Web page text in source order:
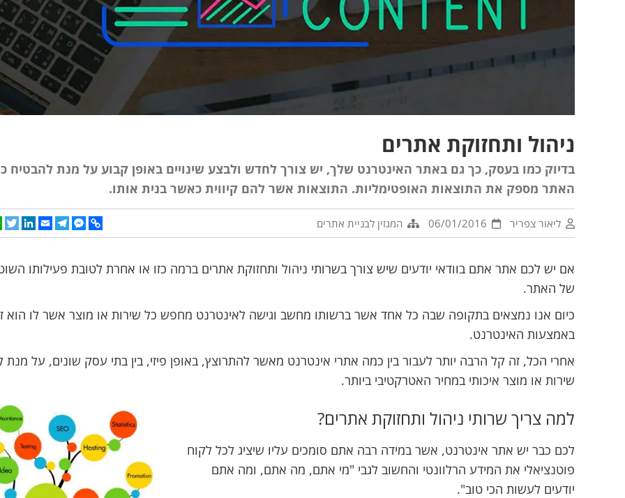
ניהול ותחזוקת אתרים
בדיוק כמו בעסק, כך גם באתר האינטרנט שלך, יש צורך לחדש ולבצע שינויים באופן קבוע על מנת להבטיח
האתר מספק את התוצאות האופטימליות. התוצאות אשר להם קיווית כאשר בנית אותו.
ליאור צפריר 06/01/2016 המגזין לבניית אתרים Email
Telegram
Facebook
Messenger
Copy
Link
אם יש לכם אתר אתם בוודאי יודעים שיש צורך בשרותי ניהול ותחזוקת אתרים ברמה כזו או אחרת לטובת פעילותו
של האתר.
כיום אנו נמצאים בתקופה שבה כל אחד אשר ברשותו מחשב וגישה לאינטרנט מחפש כל שירות או מוצר אשר לו הוא
באמצעות האינטרנט.
אחרי הכל, זה קל הרבה יותר לעבור בין כמה אתרי אינטרנט מאשר להתרוצץ, באופן פיזי, בין בתי עסק שונים, על מנת
שירות או מוצר איכותי במחיר האטרקטיבי ביותר.
למה צריך שרותי ניהול ותחזוקת אתרים?
לכם כבר יש אתר אינטרנט, אשר במידה רבה אתם סומכים עליו שיציג לכל לקוח
פוטנציאלי את המידע הרלוונטי והחשוב לגבי "מי אתם, מה אתם, ומה אתם
יודעים לעשות הכי טוב".